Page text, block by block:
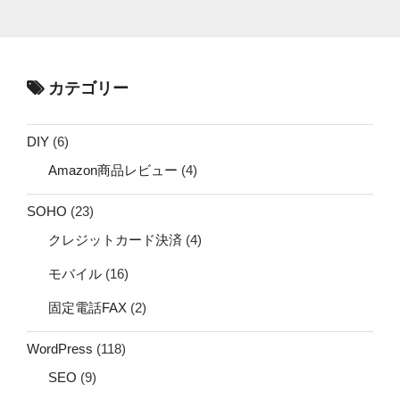
カテゴリー
DIY (6)
Amazon商品レビュー (4)
SOHO (23)
クレジットカード決済 (4)
モバイル (16)
固定電話FAX (2)
WordPress (118)
SEO (9)